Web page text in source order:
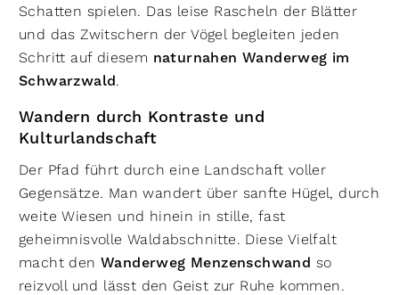
Schatten spielen. Das leise Rascheln der Blätter
und das Zwitschern der Vögel begleiten jeden
Schritt auf diesem naturnahen Wanderweg im
Schwarzwald.
Wandern durch Kontraste und
Kulturlandschaft
Der Pfad führt durch eine Landschaft voller
Gegensätze. Man wandert über sanfte Hügel, durch
weite Wiesen und hinein in stille, fast
geheimnisvolle Waldabschnitte. Diese Vielfalt
macht denWanderweg Menzenschwand so
reizvoll und lässt den Geist zur Ruhe kommen.